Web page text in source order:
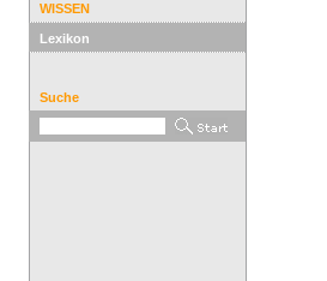
WISSEN
Lexikon
Suche